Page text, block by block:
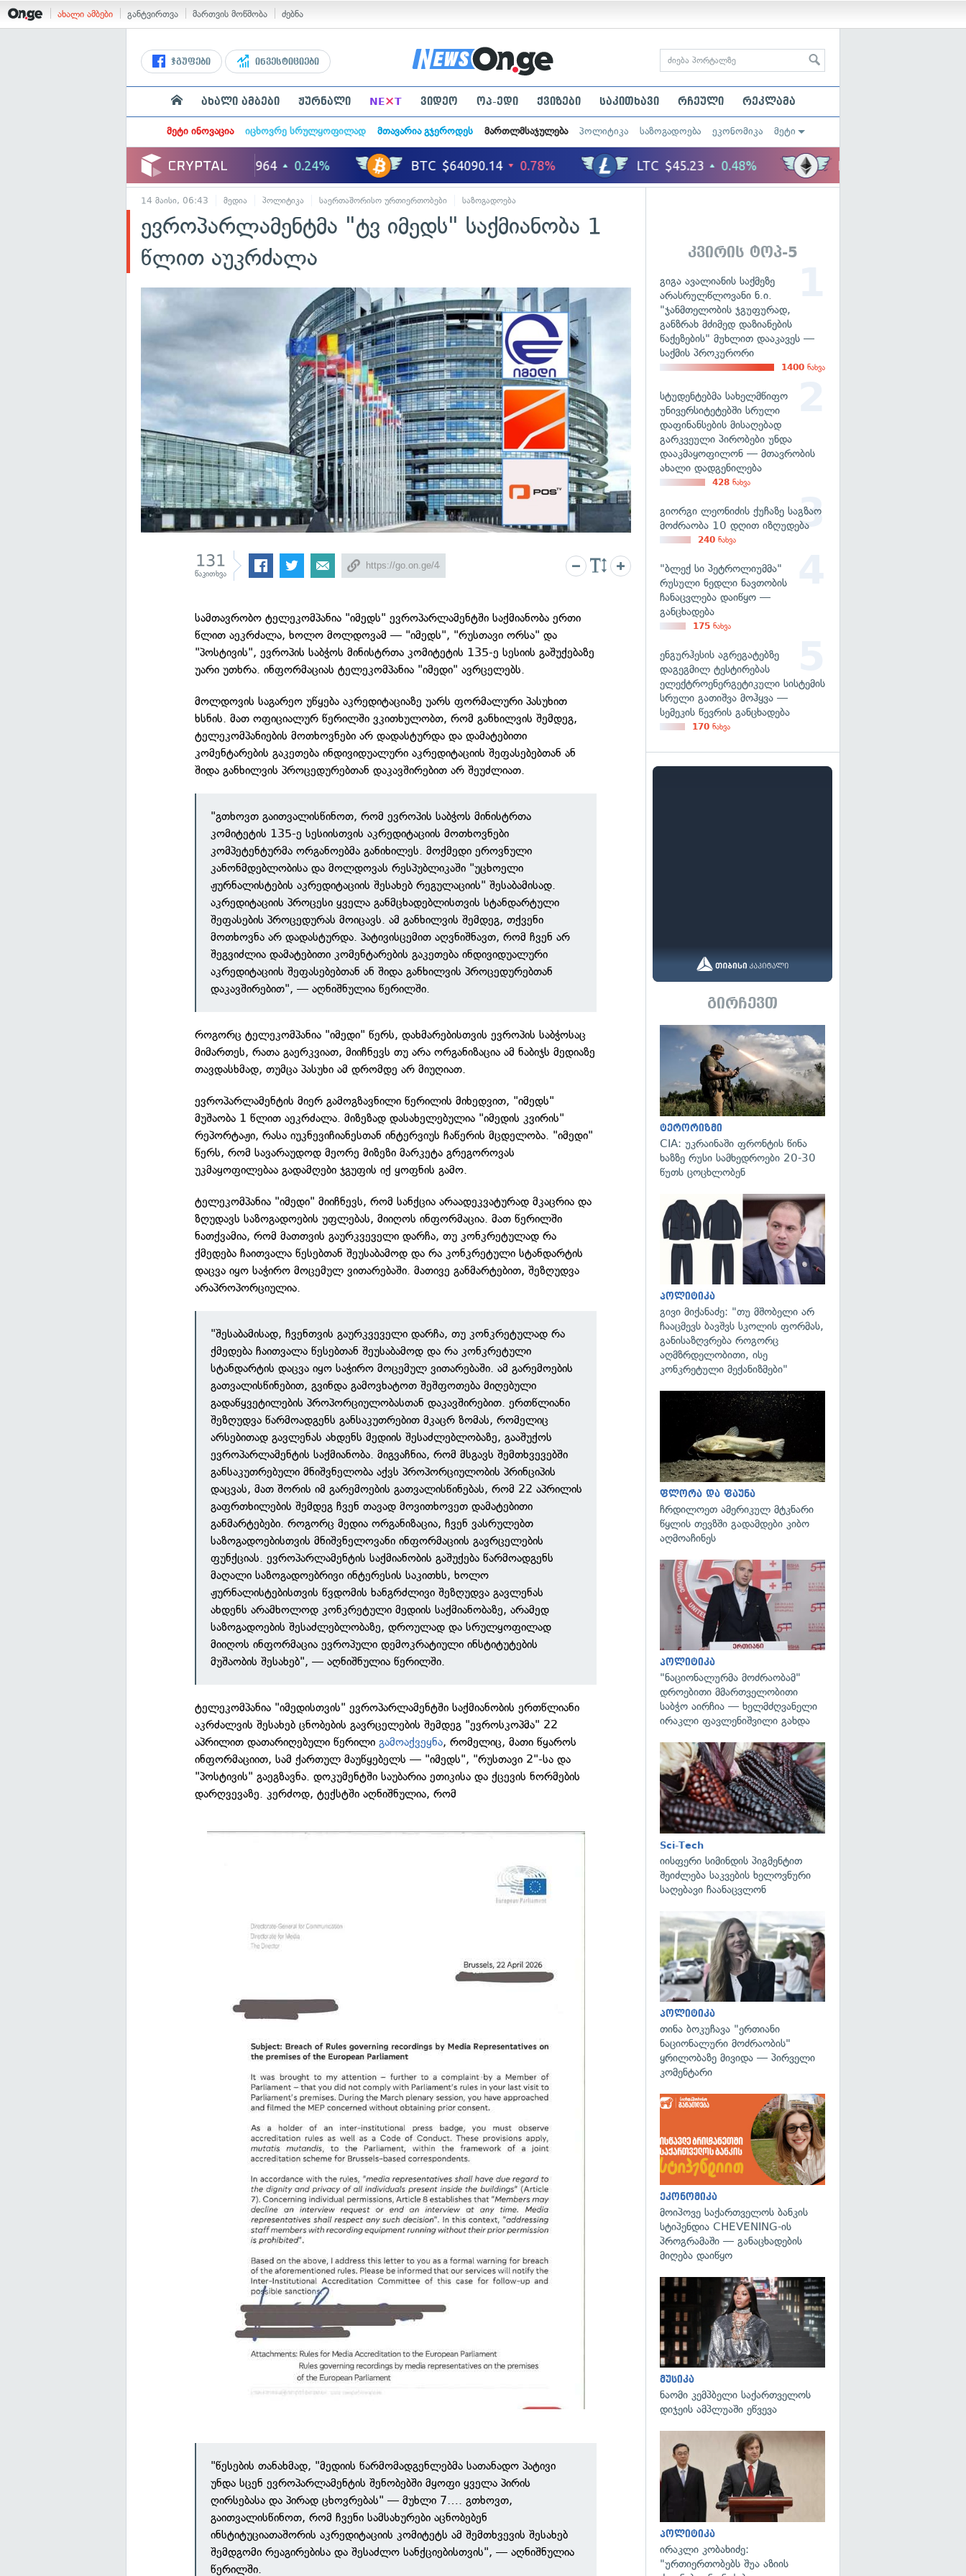
ახალი ამბები განტვირთვა მართვის მოწმობა ძებნა
ჯგუფები ინვესტიციები
ახალი ამბები ჟურნალი NE×T ვიდეო ოპ-ედი ქვიზები საკითხავი რჩეული რეკლამა
მეტი ინოვაცია იცხოვრე სრულყოფილად მთავარია გჯეროდეს მართლმსაჯულება პოლიტიკა საზოგადოება ეკონომიკა მეტი
14 მაისი, 06:43 მედია პოლიტიკა საერთაშორისო ურთიერთობები საზოგადოება
ევროპარლამენტმა "ტვ იმედს" საქმიანობა 1
წლით აუკრძალა
131
წაკითხვა
სამთავრობო ტელეკომპანია "იმედს" ევროპარლამენტში საქმიანობა ერთი
წლით აეკრძალა, ხოლო მოლდოვამ — "იმედს", "რუსთავი ორსა" და
"პოსტივის", ევროპის საბჭოს მინისტრთა კომიტეტის 135-ე სესიის გაშუქებაზე
უარი უთხრა. ინფორმაციას ტელეკომპანია "იმედი" ავრცელებს.
მოლდოვის საგარეო უწყება აკრედიტაციაზე უარს ფორმალური პასუხით
ხსნის. მათ ოფიციალურ წერილში ვკითხულობთ, რომ განხილვის შემდეგ,
ტელეკომპანიების მოთხოვნები არ დადასტურდა და დამატებითი
კომენტარების გაკეთება ინდივიდუალური აკრედიტაციის შეფასებებთან ან
შიდა განხილვის პროცედურებთან დაკავშირებით არ შეუძლიათ.
"გთხოვთ გაითვალისწინოთ, რომ ევროპის საბჭოს მინისტრთა
კომიტეტის 135-ე სესიისთვის აკრედიტაციის მოთხოვნები
კომპეტენტურმა ორგანოებმა განიხილეს. მოქმედი ეროვნული
კანონმდებლობისა და მოლდოვას რესპუბლიკაში "უცხოელი
ჟურნალისტების აკრედიტაციის შესახებ რეგულაციის" შესაბამისად.
აკრედიტაციის პროცესი ყველა განმცხადებლისთვის სტანდარტული
შეფასების პროცედურას მოიცავს. ამ განხილვის შემდეგ, თქვენი
მოთხოვნა არ დადასტურდა. პატივისცემით აღვნიშნავთ, რომ ჩვენ არ
შეგვიძლია დამატებითი კომენტარების გაკეთება ინდივიდუალური
აკრედიტაციის შეფასებებთან ან შიდა განხილვის პროცედურებთან
დაკავშირებით", — აღნიშნულია წერილში.
როგორც ტელეკომპანია "იმედი" წერს, დახმარებისთვის ევროპის საბჭოსაც
მიმართეს, რათა გაერკვიათ, მიიჩნევს თუ არა ორგანიზაცია ამ ნაბიჯს მედიაზე
თავდასხმად, თუმცა პასუხი ამ დრომდე არ მიუღიათ.
ევროპარლამენტის მიერ გამოგზავნილი წერილის მიხედვით, "იმედს"
მუშაობა 1 წლით აეკრძალა. მიზეზად დასახელებულია "იმედის კვირის"
რეპორტაჟი, რასა იუკნევიჩიანესთან ინტერვიუს ჩაწერის მცდელობა. "იმედი"
წერს, რომ სავარაუდოდ მეორე მიზეზი მარკეტა გრეგოროვას
უკმაყოფილებაა გადამღები ჯგუფის იქ ყოფნის გამო.
ტელეკომპანია "იმედი" მიიჩნევს, რომ სანქცია არაადეკვატურად მკაცრია და
ზღუდავს საზოგადოების უფლებას, მიიღოს ინფორმაცია. მათ წერილში
ნათქვამია, რომ მათთვის გაურკვეველი დარჩა, თუ კონკრეტულად რა
ქმედება ჩაითვალა წესებთან შეუსაბამოდ და რა კონკრეტული სტანდარტის
დაცვა იყო საჭირო მოცემულ ვითარებაში. მათივე განმარტებით, შეზღუდვა
არაპროპორციულია.
"შესაბამისად, ჩვენთვის გაურკვეველი დარჩა, თუ კონკრეტულად რა
ქმედება ჩაითვალა წესებთან შეუსაბამოდ და რა კონკრეტული
სტანდარტის დაცვა იყო საჭირო მოცემულ ვითარებაში. ამ გარემოების
გათვალისწინებით, გვინდა გამოვხატოთ შეშფოთება მიღებული
გადაწყვეტილების პროპორციულობასთან დაკავშირებით. ერთწლიანი
შეზღუდვა წარმოადგენს განსაკუთრებით მკაცრ ზომას, რომელიც
არსებითად გავლენას ახდენს მედიის შესაძლებლობაზე, გააშუქოს
ევროპარლამენტის საქმიანობა. მიგვაჩნია, რომ მსგავს შემთხვევებში
განსაკუთრებული მნიშვნელობა აქვს პროპორციულობის პრინციპის
დაცვას, მათ შორის იმ გარემოების გათვალისწინებას, რომ 22 აპრილის
გაფრთხილების შემდეგ ჩვენ თავად მოვითხოვეთ დამატებითი
განმარტებები. როგორც მედია ორგანიზაცია, ჩვენ ვასრულებთ
საზოგადოებისთვის მნიშვნელოვანი ინფორმაციის გავრცელების
ფუნქციას. ევროპარლამენტის საქმიანობის გაშუქება წარმოადგენს
მაღალი საზოგადოებრივი ინტერესის საკითხს, ხოლო
ჟურნალისტებისთვის წვდომის ხანგრძლივი შეზღუდვა გავლენას
ახდენს არამხოლოდ კონკრეტული მედიის საქმიანობაზე, არამედ
საზოგადოების შესაძლებლობაზე, დროულად და სრულყოფილად
მიიღოს ინფორმაცია ევროპული დემოკრატიული ინსტიტუტების
მუშაობის შესახებ", — აღნიშნულია წერილში.
ტელეკომპანია "იმედისთვის" ევროპარლამენტში საქმიანობის ერთწლიანი
აკრძალვის შესახებ ცნობების გავრცელების შემდეგ "ევროსკოპმა" 22
აპრილით დათარიღებული წერილიგამოაქვეყნა, რომელიც, მათი წყაროს
ინფორმაციით, სამ ქართულ მაუწყებელს — "იმედს", "რუსთავი 2"-სა და
"პოსტივის" გაეგზავნა. დოკუმენტში საუბარია ეთიკისა და ქცევის ნორმების
დარღვევაზე. კერძოდ, ტექსტში აღნიშნულია, რომ
"წესების თანახმად, "მედიის წარმომადგენლებმა სათანადო პატივი
უნდა სცენ ევროპარლამენტის შენობებში მყოფი ყველა პირის
ღირსებასა და პირად ცხოვრებას" — მუხლი 7…. გთხოვთ,
გაითვალისწინოთ, რომ ჩვენი სამსახურები აცნობებენ
ინსტიტუციათაშორის აკრედიტაციის კომიტეტს ამ შემთხვევის შესახებ
შემდგომი რეაგირებისა და შესაძლო სანქციებისთვის", — აღნიშნულია
წერილში.
კვირის ტოპ-5
გიგა ავალიანის საქმეზე
არასრულწლოვანი ნ.ი.
"ჯანმთელობის ჯგუფურად,
განზრახ მძიმედ დაზიანების
წაქეზების" მუხლით დააკავეს —
საქმის პროკურორი
1400 ნახვა
სტუდენტებმა სახელმწიფო
უნივერსიტეტებში სრული
დაფინანსების მისაღებად
გარკვეული პირობები უნდა
დააკმაყოფილონ — მთავრობის
ახალი დადგენილება
428 ნახვა
გიორგი ლეონიძის ქუჩაზე საგზაო
მოძრაობა 10 დღით იზღუდება
240 ნახვა
"ბლექ სი პეტროლიუმმა"
რუსული ნედლი ნავთობის
ჩანაცვლება დაიწყო —
განცხადება
175 ნახვა
ენგურჰესის აგრეგატებზე
დაგეგმილ ტესტირებას
ელექტროენერგეტიკული სისტემის
სრული გათიშვა მოჰყვა —
სემეკის წევრის განცხადება
170 ნახვა
გირჩევთ
ტერორიზმი
CIA: უკრაინაში ფრონტის წინა
ხაზზე რუსი სამხედროები 20-30
წუთს ცოცხლობენ
პოლიტიკა
გივი მიქანაძე: "თუ მშობელი არ
ჩააცმევს ბავშვს სკოლის ფორმას,
განისაზღვრება როგორც
აღმზრდელობითი, ისე
კონკრეტული მექანიზმები"
ფლორა და ფაუნა
ჩრდილოეთ ამერიკულ მტკნარი
წყლის თევზში გადამდები კიბო
აღმოაჩინეს
პოლიტიკა
"ნაციონალურმა მოძრაობამ"
დროებითი მმართველობითი
საბჭო აირჩია — ხელმძღვანელი
ირაკლი ფავლენიშვილი გახდა
Sci-Tech
იისფერი სიმინდის პიგმენტით
შეიძლება საკვების ხელოვნური
საღებავი ჩაანაცვლონ
პოლიტიკა
თინა ბოკუჩავა "ერთიანი
ნაციონალური მოძრაობის"
ყრილობაზე მივიდა — პირველი
კომენტარი
ეკონომიკა
მოიპოვე საქართველოს ბანკის
სტიპენდია CHEVENING-ის
პროგრამაში — განაცხადების
მიღება დაიწყო
მუსიკა
ნაომი კემპბელი საქართველოს
დიჯეის ამპლუაში ეწვევა
პოლიტიკა
ირაკლი კობახიძე:
"ურთიერთობებს შუა აზიის